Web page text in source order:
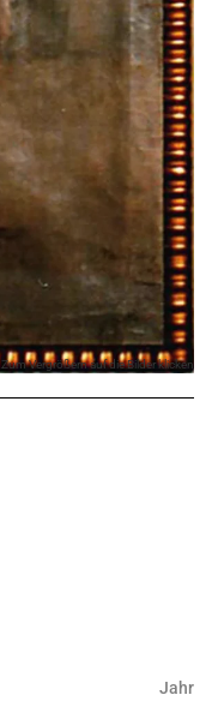
Zum Vergrößern auf die Bilder klicken
Jahr